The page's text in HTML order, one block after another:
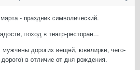
- праздник символический.
поход в театр-ресторан...
мужчины дорогих вещей, ювелирки, чего-
в отличие от дня рождения.